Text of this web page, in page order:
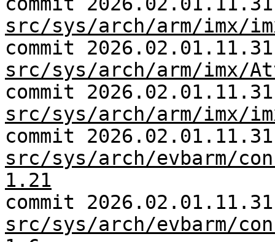
src/sys/arch/arm/imx/
commit
src/sys/arch/arm/imx/
commit
src/sys/arch/arm/imx/
commit
src/sys/arch/evbarm/
1.21
commit
src/sys/arch/evbarm/